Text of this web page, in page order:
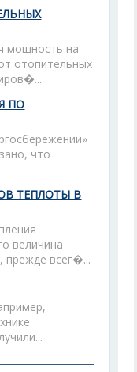
мощность на
отопительных
ПО
что
ТЕПЛОТЫ В
величина
прежде всег�...